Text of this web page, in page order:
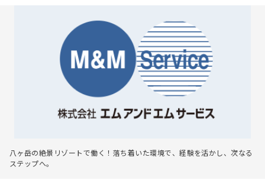
八ヶ岳の絶景リゾートで働く！落ち着いた環境で、経験を活かし、次なる
ステップへ。